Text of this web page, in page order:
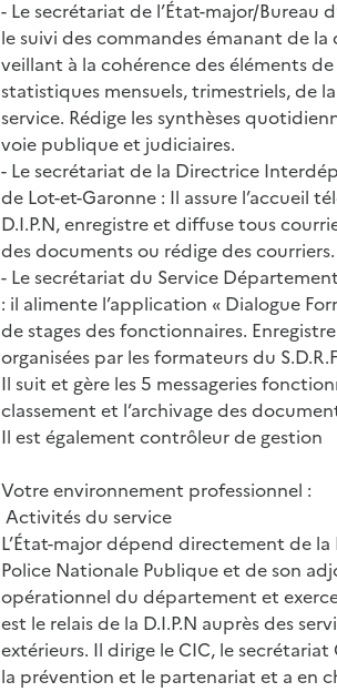
- Le secrétariat de l’État-major/Bureau
le suivi des commandes émanant de
veillant à la cohérence des éléments
statistiques mensuels, trimestriels, de
service. Rédige les synthèses
voie publique et judiciaires.
- Le secrétariat de la Directrice
de Lot-et-Garonne : Il assure l’accueil
D.I.P.N, enregistre et diffuse tous
des documents ou rédige des courriers.
- Le secrétariat du Service
: il alimente l’application « Dialogue
de stages des fonctionnaires.
organisées par les formateurs du S.D.R.F
Il suit et gère les 5 messageries
classement et l’archivage des
Il est également contrôleur de gestion
Votre environnement professionnel :
Activités du service
L’État-major dépend directement de
Police Nationale Publique et de son
opérationnel du département et
est le relais de la D.I.P.N auprès des
extérieurs. Il dirige le CIC, le secrétariat
la prévention et le partenariat et a en